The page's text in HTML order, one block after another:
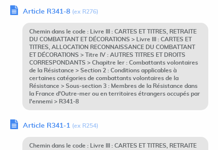
Article R341-8 (ex R276)
Chemin dans le code : Livre III : CARTES ET TITRES, RETRAITE
DU COMBATTANT ET DÉCORATIONS > Livre III : CARTES ET
TITRES, ALLOCATION RECONNAISSANCE DU COMBATTANT
ET DÉCORATIONS > Titre IV : AUTRES TITRES ET DROITS
CORRESPONDANTS > Chapitre Ier : Combattants volontaires
de la Résistance > Section 2 : Conditions applicables à
certaines catégories de combattants volontaires de la
Résistance > Sous-section 3 : Membres de la Résistance dans
la France d'Outre-mer ou en territoires étrangers occupés par
l'ennemi > R341-8
Article R341-1 (ex R254)
Chemin dans le code : Livre III : CARTES ET TITRES, RETRAITE